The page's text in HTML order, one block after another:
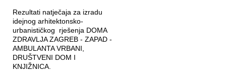
Rezultati natječaja za izradu
idejnog arhitektonsko-
urbanističkog rješenja DOMA
ZDRAVLJA ZAGREB - ZAPAD -
AMBULANTA VRBANI,
DRUŠTVENI DOM I
KNJIŽNICA.